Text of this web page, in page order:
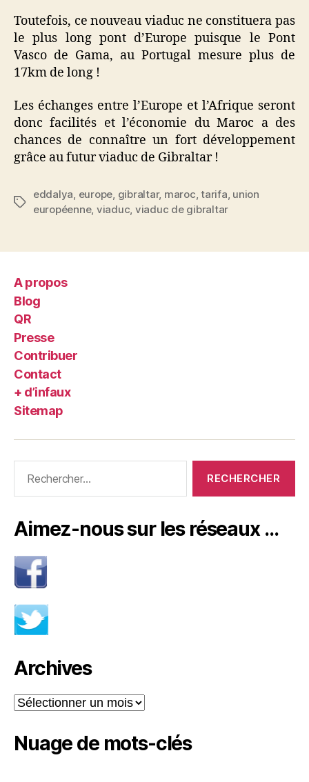
Toutefois, ce nouveau viaduc ne constituera pas
le plus long pont d’Europe puisque le Pont
Vasco de Gama, au Portugal mesure plus de
17km de long !
Les échanges entre l’Europe et l’Afrique seront
donc facilités et l’économie du Maroc a des
chances de connaître un fort développement
grâce au futur viaduc de Gibraltar !
Étiquettes
eddalya europe gibraltar, maroc ,tarifa union
européenne, viaduc viaduc de gibraltar
A propos
Blog
QR
Presse
Contribuer
Contact
+ d’infaux
Sitemap
Aimez-nous sur les réseaux …
Archives
Archives
Nuage de mots-clés